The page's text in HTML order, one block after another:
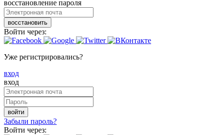
восстановление пароля
восстановить
Войти через:
Уже регистрировались?
вход
вход
войти
Забыли пароль?
Войти через: